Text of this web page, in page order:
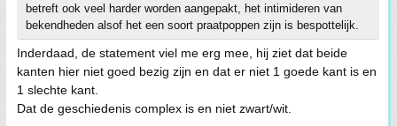
betreft ook veel harder worden aangepakt, het intimideren van
bekendheden alsof het een soort praatpoppen zijn is bespottelijk.
Inderdaad, de statement viel me erg mee, hij ziet dat beide
kanten hier niet goed bezig zijn en dat er niet 1 goede kant is en
1 slechte kant.
Dat de geschiedenis complex is en niet zwart/wit.